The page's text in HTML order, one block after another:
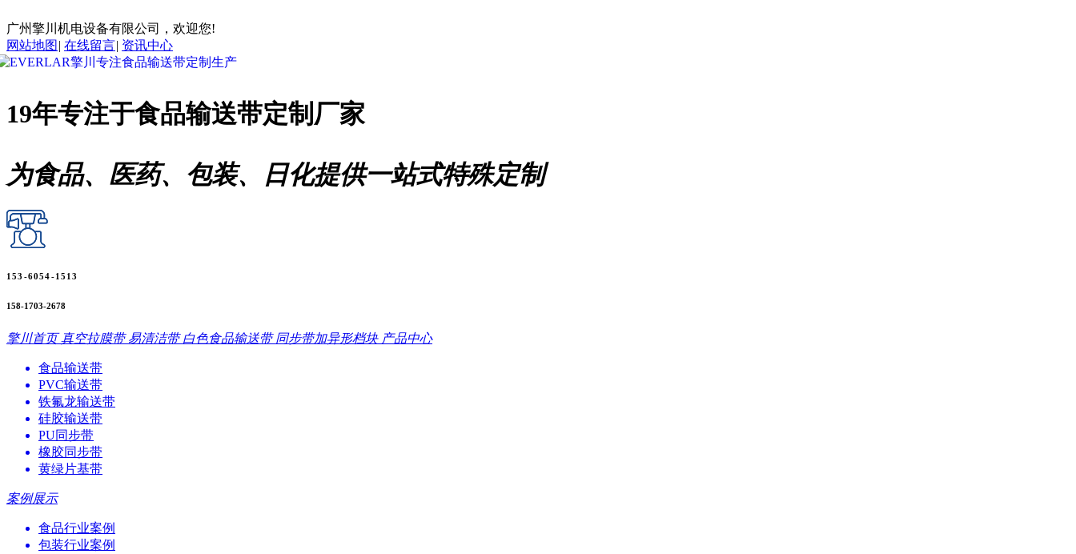
广州擎川机电设备有限公司，欢迎您!
网站地图 | 在线留言| 资讯中心
19年专注于食品输送带定制厂家
为食品、医药、包装、日化提供一站式特殊定制
153-6054-1513
158-1703-2678
擎川首页 真空拉膜带 易清洁带 白色食品输送带 同步带加异形档块 产品中心
食品输送带
PVC输送带
铁氟龙输送带
硅胶输送带
PU同步带
橡胶同步带
黄绿片基带
案例展示
食品行业案例
包装行业案例